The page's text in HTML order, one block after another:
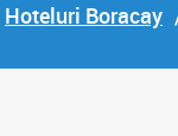
Hoteluri Boracay